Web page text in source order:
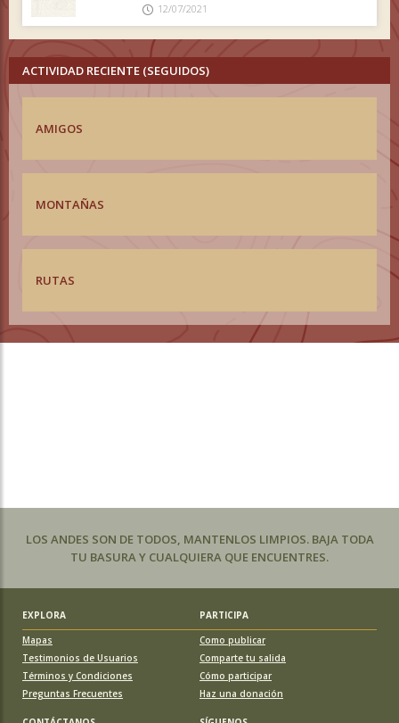
12/07/2021
ACTIVIDAD RECIENTE (SEGUIDOS)
AMIGOS
MONTAÑAS
RUTAS
LOS ANDES SON DE TODOS, MANTENLOS LIMPIOS. BAJA TODA
TU BASURA Y CUALQUIERA QUE ENCUENTRES.
EXPLORA
PARTICIPA
Mapas
Testimonios de Usuarios
Términos y Condiciones
Preguntas Frecuentes
Como publicar
Comparte tu salida
Cómo participar
Haz una donación